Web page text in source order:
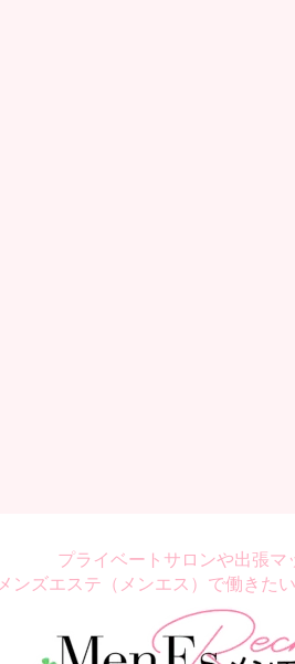
プライベートサロンや出張マ
メンズエステ（メンエス）で働きた